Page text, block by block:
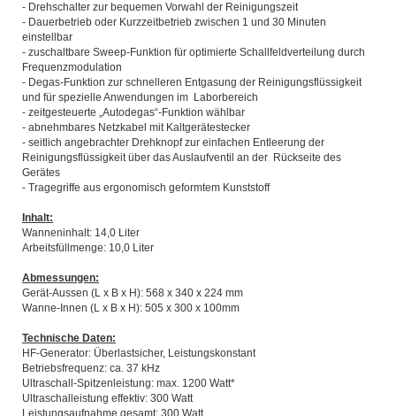
- Drehschalter zur bequemen Vorwahl der Reinigungszeit
- Dauerbetrieb oder Kurzzeitbetrieb zwischen 1 und 30 Minuten
einstellbar
- zuschaltbare Sweep-Funktion für optimierte Schallfeldverteilung durch
Frequenzmodulation
- Degas-Funktion zur schnelleren Entgasung der Reinigungsflüssigkeit
und für spezielle Anwendungen im Laborbereich
- zeitgesteuerte „Autodegas“-Funktion wählbar
- abnehmbares Netzkabel mit Kaltgerätestecker
- seitlich angebrachter Drehknopf zur einfachen Entleerung der
Reinigungsflüssigkeit über das Auslaufventil an der Rückseite des
Gerätes
- Tragegriffe aus ergonomisch geformtem Kunststoff
Inhalt:
Wanneninhalt: 14,0 Liter
Arbeitsfüllmenge: 10,0 Liter
Abmessungen:
Gerät-Aussen (L x B x H): 568 x 340 x 224 mm
Wanne-Innen (L x B x H): 505 x 300 x 100mm
Technische Daten:
HF-Generator: Überlastsicher, Leistungskonstant
Betriebsfrequenz: ca. 37 kHz
Ultraschall-Spitzenleistung: max. 1200 Watt*
Ultraschalleistung effektiv: 300 Watt
Leistungsaufnahme gesamt: 300 Watt